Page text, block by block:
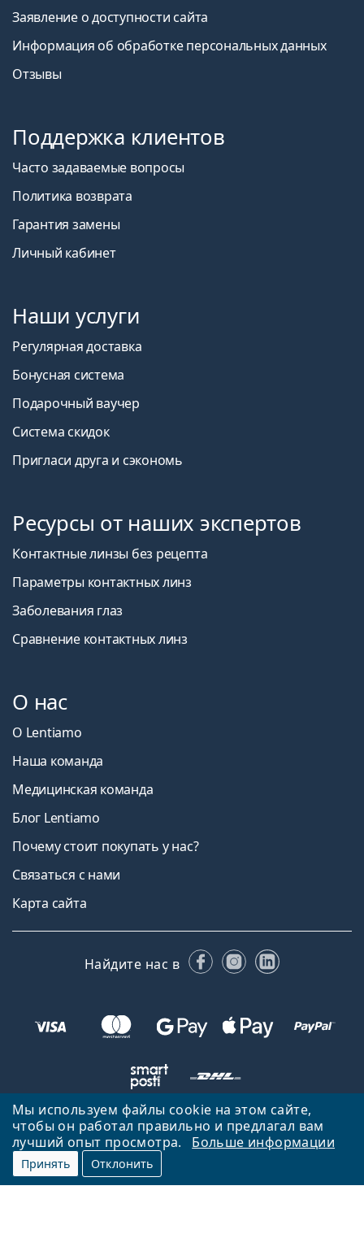
Мы используем файлы cookie на этом сайте,
чтобы он работал правильно и предлагал вам
лучший опыт просмотра.
Больше информации
Принять Отклонить
Заявление о доступности сайта
Информация об обработке персональных данных
Отзывы
Поддержка клиентов
Часто задаваемые вопросы
Политика возврата
Гарантия замены
Личный кабинет
Наши услуги
Регулярная доставка
Бонусная система
Подарочный ваучер
Система скидок
Пригласи друга и сэкономь
Ресурсы от наших экспертов
Контактные линзы без рецепта
Параметры контактных линз
Заболевания глаз
Сравнение контактных линз
О нас
О Lentiamo
Наша команда
Медицинская команда
Блог Lentiamo
Почему стоит покупать у нас?
Связаться с нами
Карта сайта
Найдите нас в FacebookInstagram
LinkedIn
Вернуться на главную страницу
Вверх
Lentiamo.ee принадлежит и управляется Lentiamo s.r.o., Чешская
Республика